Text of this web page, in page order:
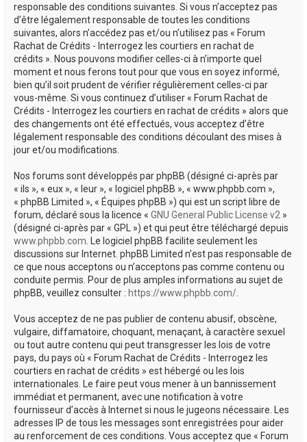
responsable des conditions suivantes. Si vous n’acceptez pas
d’être légalement responsable de toutes les conditions
suivantes, alors n’accédez pas et/ou n’utilisez pas « Forum
Rachat de Crédits - Interrogez les courtiers en rachat de
crédits ». Nous pouvons modifier celles-ci à n’importe quel
moment et nous ferons tout pour que vous en soyez informé,
bien qu’il soit prudent de vérifier régulièrement celles-ci par
vous-même. Si vous continuez d’utiliser « Forum Rachat de
Crédits - Interrogez les courtiers en rachat de crédits » alors que
des changements ont été effectués, vous acceptez d’être
légalement responsable des conditions découlant des mises à
jour et/ou modifications.
Nos forums sont développés par phpBB (désigné ci-après par
« ils », « eux », « leur », « logiciel phpBB », « www.phpbb.com »,
« phpBB Limited », « Équipes phpBB ») qui est un script libre de
forum, déclaré sous la licence « GNU General Public License v2 »
(désigné ci-après par « GPL ») et qui peut être téléchargé depuis
www.phpbb.com . Le logiciel phpBB facilite seulement les
discussions sur Internet. phpBB Limited n’est pas responsable de
ce que nous acceptons ou n’acceptons pas comme contenu ou
conduite permis. Pour de plus amples informations au sujet de
phpBB, veuillez consulter : https://www.phpbb.com/
Vous acceptez de ne pas publier de contenu abusif, obscène,
vulgaire, diffamatoire, choquant, menaçant, à caractère sexuel
ou tout autre contenu qui peut transgresser les lois de votre
pays, du pays où « Forum Rachat de Crédits - Interrogez les
courtiers en rachat de crédits » est hébergé ou les lois
internationales. Le faire peut vous mener à un bannissement
immédiat et permanent, avec une notification à votre
fournisseur d’accès à Internet si nous le jugeons nécessaire. Les
adresses IP de tous les messages sont enregistrées pour aider
au renforcement de ces conditions. Vous acceptez que « Forum